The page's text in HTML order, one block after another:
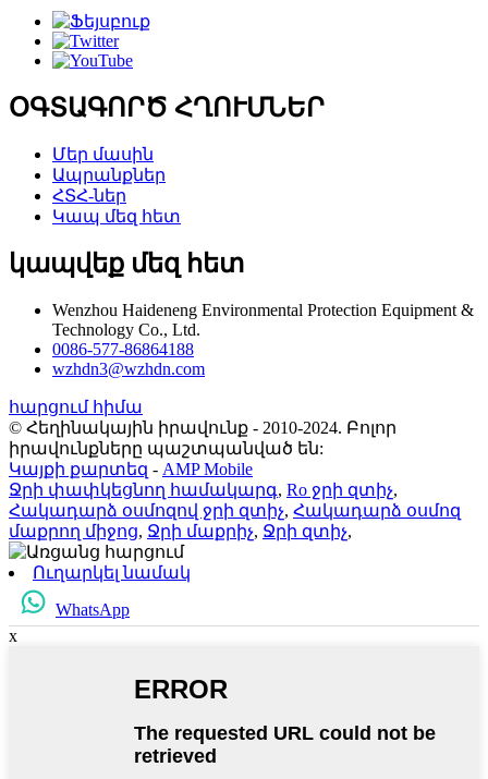
ՕԳՏԱԳՈՐԾ ՀՂՈՒՄՆԵՐ
Մեր մասին
Ապրանքներ
ՀՏՀ-ներ
Կապ մեզ հետ
կապվեք մեզ հետ
Wenzhou Haideneng Environmental Protection Equipment &
Technology Co., Ltd.
0086-577-86864188
wzhdn3@wzhdn.com
հարցում հիմա
© Հեղինակային իրավունք - 2010-2024. Բոլոր
իրավունքները պաշտպանված են:
Կայքի քարտեզ - AMP Mobile
Ջրի փափկեցնող համակարգ, Ro ջրի զտիչ,
Հակադարձ օսմոզով ջրի զտիչ, Հակադարձ օսմոզ
մաքրող միջոց, Ջրի մաքրիչ, Ջրի զտիչ,
Ուղարկել նամակ
WhatsApp
x